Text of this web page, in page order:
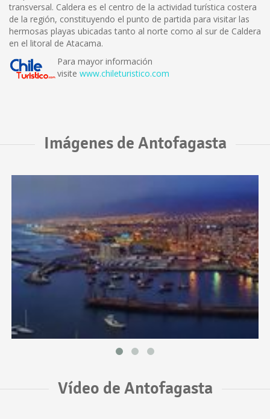
transversal. Caldera es el centro de la actividad turística costera
de la región, constituyendo el punto de partida para visitar las
hermosas playas ubicadas tanto al norte como al sur de Caldera
en el litoral de Atacama.
Para mayor información
visite www.chileturistico.com
Imágenes de Antofagasta
Vídeo de Antofagasta